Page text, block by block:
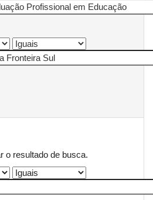
o resultado de busca.